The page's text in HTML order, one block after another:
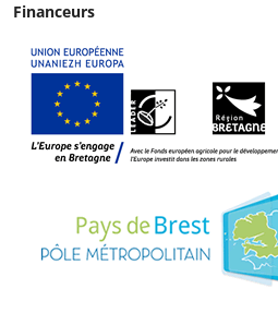
Financeurs